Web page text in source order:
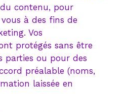
contenu, pour
à des fins de
Vos
protégés sans être
parties ou pour des
préalable (noms,
laissée en